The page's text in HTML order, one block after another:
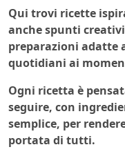
Qui trovi ricette
anche spunti
preparazioni adatte
quotidiani ai
Ogni ricetta è
seguire, con
semplice, per
portata di tutti.